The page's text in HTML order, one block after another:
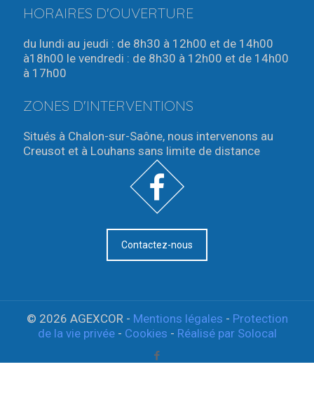
HORAIRES D'OUVERTURE
du lundi au jeudi : de 8h30 à 12h00 et de 14h00
à18h00 le vendredi : de 8h30 à 12h00 et de 14h00
à 17h00
ZONES D'INTERVENTIONS
Situés à Chalon-sur-Saône, nous intervenons au
Creusot et à Louhans sans limite de distance
Contactez-nous
© 2026 AGEXCOR - Mentions légales - Protection
de la vie privée- Cookies - Réalisé par Solocal